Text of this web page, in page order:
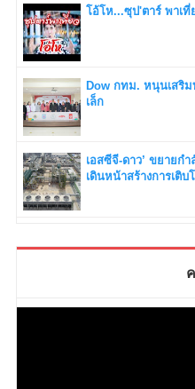
โอ้โห...ซุป'ตาร์ พาเที่
Dow กทม. หนุนเสริ
เล็ก
เอสซีจี-ดาว’ ขยายก
เดินหน้าสร้างการเติ